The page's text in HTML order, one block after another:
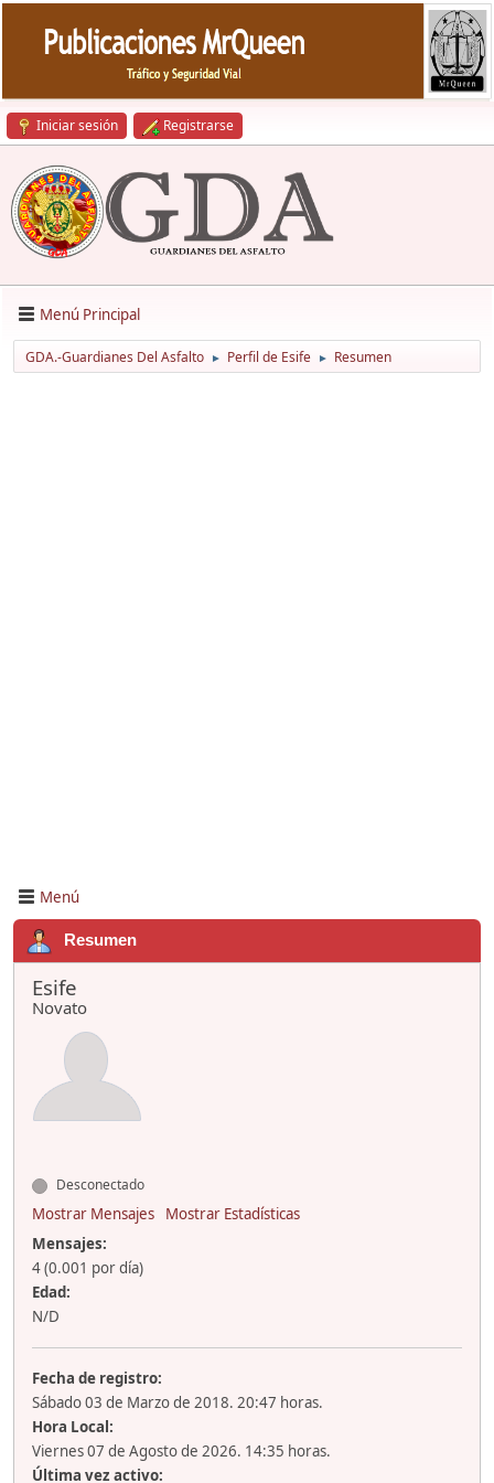
Iniciar sesión Registrarse
Menú Principal
GDA.-Guardianes Del Asfalto ► Perfil de Esife ► Resumen
Menú
Resumen
Esife
Novato
Desconectado
Mostrar Mensajes
Mostrar Estadísticas
Mensajes:
4 (0.001 por día)
Edad:
N/D
Fecha de registro:
Sábado 03 de Marzo de 2018. 20:47 horas.
Hora Local:
Viernes 07 de Agosto de 2026. 14:35 horas.
Última vez activo: